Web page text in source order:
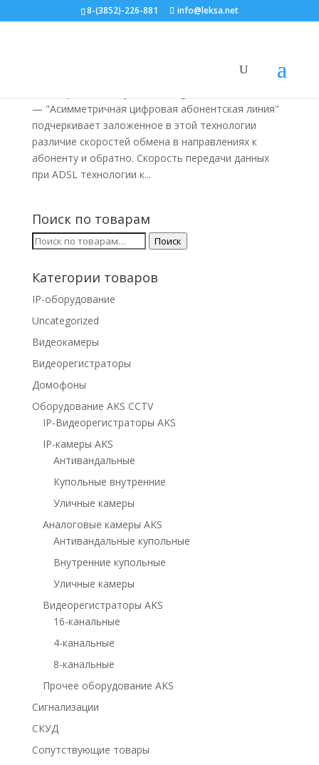
8-(3852)-226-881 info@leksa.net
— "Асимметричная цифровая абонентская линия"
подчеркивает заложенное в этой технологии
различие скоростей обмена в направлениях к
абоненту и обратно. Скорость передачи данных
при ADSL технологии к...
Поиск по товарам
Искать: Поиск
Категории товаров
IP-оборудование
Uncategorized
Видеокамеры
Видеорегистраторы
Домофоны
Оборудование AKS CCTV
IP-Видеорегистраторы AKS
IP-камеры AKS
Антивандальные
Купольные внутренние
Уличные камеры
Аналоговые камеры AKS
Антивандальные купольные
Внутренние купольные
Уличные камеры
Видеорегистраторы AKS
16-канальные
4-канальные
8-канальные
Прочее оборудование AKS
Сигнализации
СКУД
Сопутствующие товары